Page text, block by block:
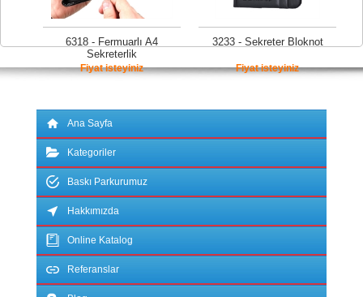
6318 - Fermuarlı A4
Sekreterlik
Fiyat isteyiniz
3233 - Sekreter Bloknot
Fiyat isteyiniz
Ana Sayfa
Kategoriler
Baskı Parkurumuz
Hakkımızda
Online Katalog
Referanslar